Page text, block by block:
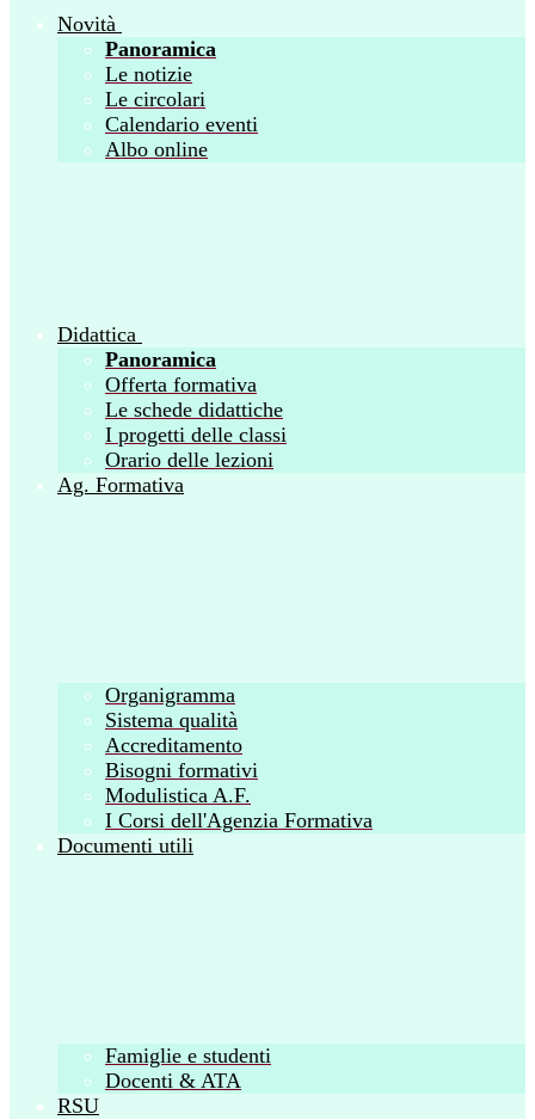
Novità
Panoramica
Le notizie
Le circolari
Calendario eventi
Albo online
Didattica
Panoramica
Offerta formativa
Le schede didattiche
I progetti delle classi
Orario delle lezioni
Ag. Formativa
Organigramma
Sistema qualità
Accreditamento
Bisogni formativi
Modulistica A.F.
I Corsi dell'Agenzia Formativa
Documenti utili
Famiglie e studenti
Docenti & ATA
RSU